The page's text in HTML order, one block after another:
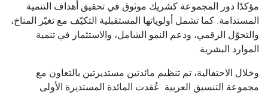
مؤكدًا دور المجموعة كشريك موثوق في تحقيق أهداف التنمية
المستدامة. كما تشمل أولوياتها المستقبلية التكيّف مع تغيّر المناخ،
والتحوّل الرقمي، ودعم النمو الشامل، والاستثمار في تنمية
الموارد البشرية.
وخلال الاحتفالية، تم تنظيم مائدتين مستديرتين بالتعاون مع
مجموعة التنسيق العربية. عُقدت المائدة المستديرة الأولى